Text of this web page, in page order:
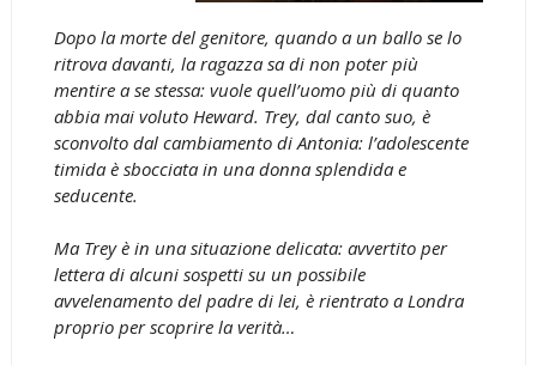
Dopo la morte del genitore, quando a un ballo se lo
ritrova davanti, la ragazza sa di non poter più
mentire a se stessa: vuole quell’uomo più di quanto
abbia mai voluto Heward. Trey, dal canto suo, è
sconvolto dal cambiamento di Antonia: l’adolescente
timida è sbocciata in una donna splendida e
seducente.
Ma Trey è in una situazione delicata: avvertito per
lettera di alcuni sospetti su un possibile
avvelenamento del padre di lei, è rientrato a Londra
proprio per scoprire la verità…